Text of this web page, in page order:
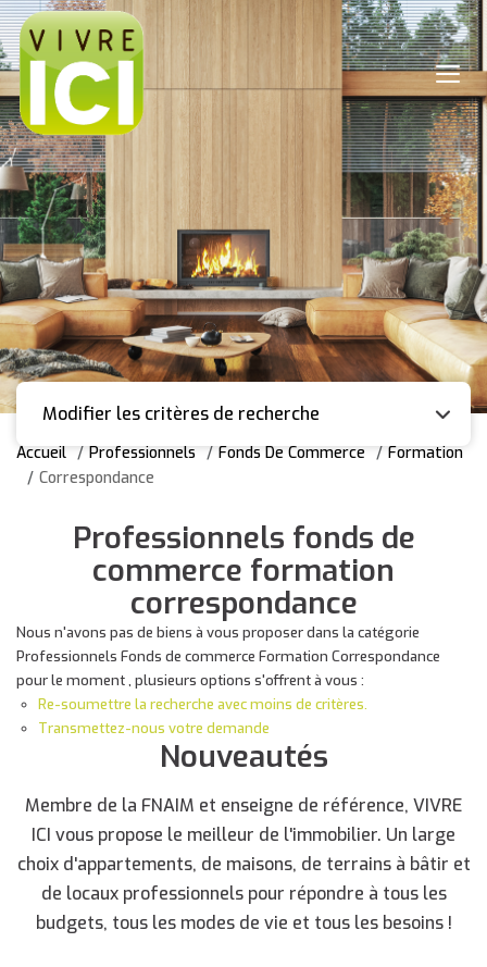
Modifier les critères de recherche
Accueil Professionnels Fonds De Commerce
Formation
Correspondance
Professionnels fonds de
commerce formation
correspondance
Nous n'avons pas de biens à vous proposer dans la catégorie
Professionnels Fonds de commerce Formation Correspondance
pour le moment , plusieurs options s'offrent à vous :
Re-soumettre la recherche avec moins de critères.
Transmettez-nous votre demande
Nouveautés
Membre de la FNAIM et enseigne de référence, VIVRE
ICI vous propose le meilleur de l'immobilier. Un large
choix d'appartements, de maisons, de terrains à bâtir et
de locaux professionnels pour répondre à tous les
budgets, tous les modes de vie et tous les besoins !